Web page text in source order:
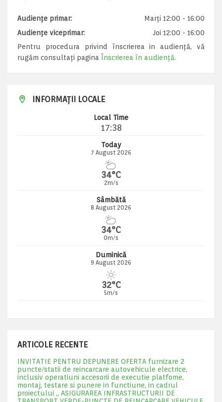
Audiențe primar:
Marți 12:00 - 16:00
Audiențe viceprimar:
Joi 12:00 - 16:00
Pentru procedura privind înscrierea in audiență, vă
rugăm consultați pagina Înscrierea în audiență.
INFORMAȚII LOCALE
Local Time
17:38
Today
7 August 2026
34°C
2m/s
Sâmbătă
8 August 2026
34°C
0m/s
Duminică
9 August 2026
32°C
5m/s
ARTICOLE RECENTE
INVITATIE PENTRU DEPUNERE OFERTA furnizare 2
puncte/statii de reincarcare autovehicule electrice,
inclusiv operatiuni accesorii de executie platfome,
montaj, testare si punere in functiune, in cadrul
proiectului „ ASIGURAREA INFRASTRUCTURII DE